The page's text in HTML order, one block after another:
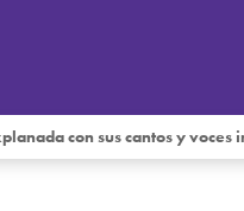
con sus cantos y voces